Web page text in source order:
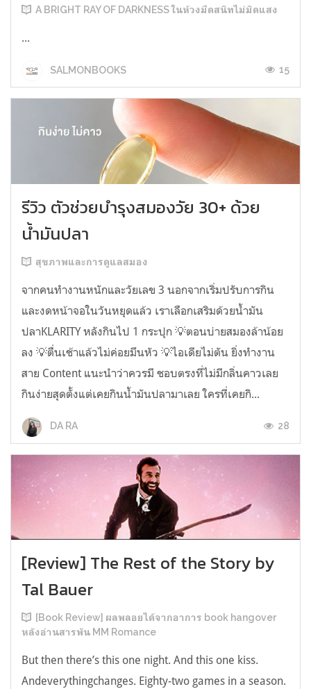
A BRIGHT RAY OF DARKNESS ในห้วงมืดสนิทไม่มิดแสง
...
SALMONBOOKS 15
รีวิว ตัวช่วยบำรุงสมองวัย 30+ ด้วย
น้ำมันปลา
สุขภาพและการดูแลสมอง
จากคนทำงานหนักและวัยเลข 3 นอกจากเริ่มปรับการกิน
และงดหน้าจอในวันหยุดแล้ว เราเลือกเสริมด้วยน้ำมัน
ปลาKLARITY หลังกินไป 1 กระปุก 💡ตอนบ่ายสมองล้าน้อย
ลง 💡ตื่นเช้าแล้วไม่ค่อยมึนหัว 💡ไอเดียไม่ตัน ยิ่งทำงาน
สาย Content แนะนำว่าควรมี ชอบตรงที่ไม่มีกลิ่นคาวเลย
กินง่ายสุดตั้งแต่เคยกินน้ำมันปลามาเลย ใครที่เคยกิ...
DA RA 28
[Review] The Rest of the Story by
Tal Bauer
[Book Review] ผลพลอยได้จากอาการ book hangover
หลังอ่านสารพัน MM Romance
But then there’s this one night. And this one kiss.
Andeverythingchanges. Eighty-two games in a season.